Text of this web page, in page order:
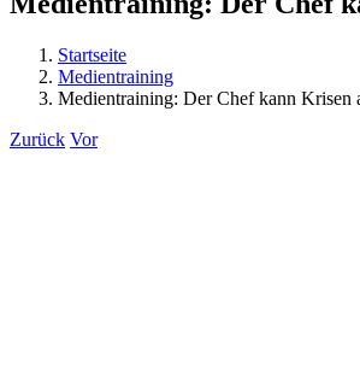
Startseite
Medientraining
Medientraining: Der Chef kann Krisen
Zurück Vor